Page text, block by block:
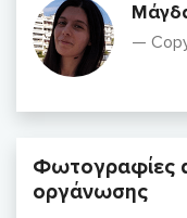
Φωτογραφίες
οργάνωσης